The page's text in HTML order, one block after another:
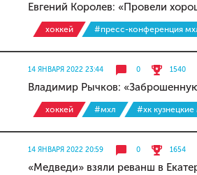
Евгений Королев: «Провели
хоккей #пресс-конференция
14 ЯНВАРЯ 2022 23:44 0 1540
Владимир Рычков:
хоккей #мхл #хк
14 ЯНВАРЯ 2022 20:59 0 1654
«Медведи» взяли реванш в